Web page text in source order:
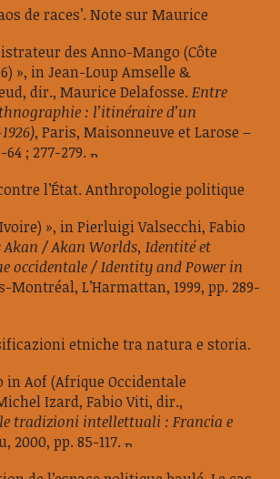
de races’. Note sur Maurice
des Anno-Mango (Côte
», in Jean-Loup Amselle &
dir., Maurice Delafosse. Entre
: l’itinéraire d’un
, Paris, Maisonneuve et Larose –
64 ; 277-279.
l’État. Anthropologie politique
», in Pierluigi Valsecchi, Fabio
Akan / Akan Worlds, Identité et
occidentale / Identity and Power in
Montréal, L’Harmattan, 1999, pp. 289-
etniche tra natura e storia.
in Aof (Afrique Occidentale
Izard, Fabio Viti, dir.,
tradizioni intellettuali : Francia e
2000, pp. 85-117.